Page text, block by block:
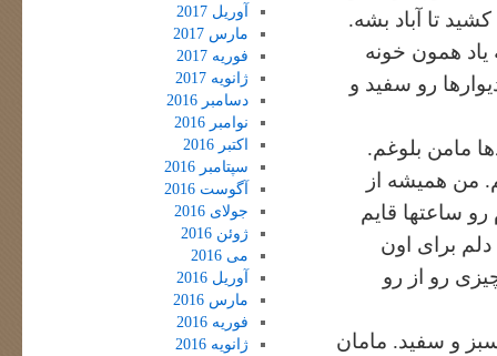
تا آباد بشه.
همون خونه
رو سفید و
مامن بلوغم.
من همیشه از
ساعتها قایم
برای اون
رو از رو
و سفید. مامان
آوریل 2017
مارس 2017
فوریه 2017
ژانویه 2017
دسامبر 2016
نوامبر 2016
اکتبر 2016
سپتامبر 2016
آگوست 2016
جولای 2016
ژوئن 2016
می 2016
آوریل 2016
مارس 2016
فوریه 2016
ژانویه 2016